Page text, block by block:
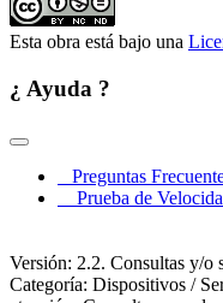
Esta obra está bajo una
¿ Ayuda ?
Preguntas
Prueba de
Versión: 2.2. Consultas y/o
Categoría: Dispositivos /